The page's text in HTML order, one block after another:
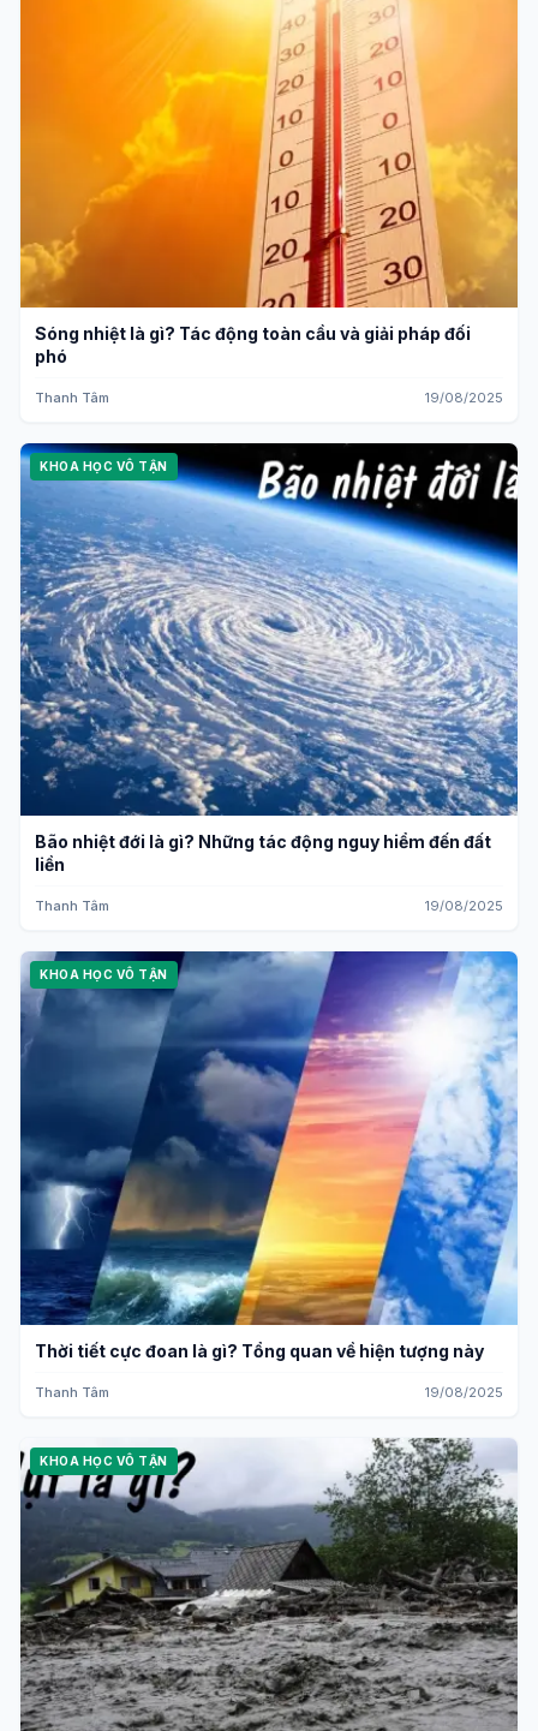
Sóng nhiệt là gì? Tác động toàn cầu và giải pháp đối
phó
Thanh Tâm 19/08/2025
KHOA HỌC VÔ TẬN
Bão nhiệt đới là gì? Những tác động nguy hiểm đến đất
liền
Thanh Tâm 19/08/2025
KHOA HỌC VÔ TẬN
Thời tiết cực đoan là gì? Tổng quan về hiện tượng này
Thanh Tâm 19/08/2025
KHOA HỌC VÔ TẬN